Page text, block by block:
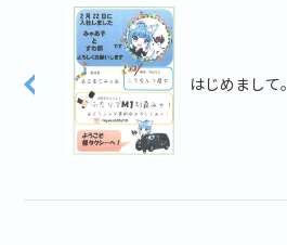
はじめまして。